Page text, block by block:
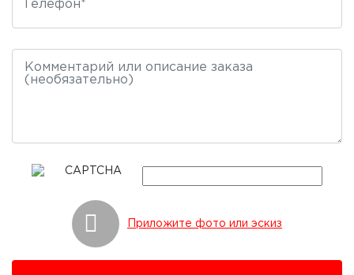
Приложите фото или эскиз